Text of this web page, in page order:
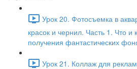
Урок 20. Фотосъемка в
красок и чернил. Часть 1. Что и
получения фантастических
Урок 21. Коллаж для